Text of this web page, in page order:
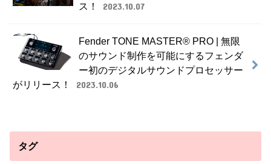
ス！
2023.10.07
Fender TONE MASTER® PRO | 無限
のサウンド制作を可能にするフェンダ
ー初のデジタルサウンドプロセッサー
がリリース！
2023.10.06
タグ